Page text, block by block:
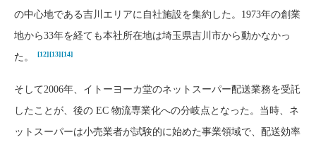
の中心地である吉川エリアに自社施設を集約した。1973年の創業
地から33年を経ても本社所在地は埼玉県吉川市から動かなかっ
た。
[12][13][14]
そして2006年、イトーヨーカ堂のネットスーパー配送業務を受託
したことが、後の EC 物流専業化への分岐点となった。当時、ネ
ットスーパーは小売業者が試験的に始めた事業領域で、配送効率